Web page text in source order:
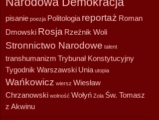
pisanie poezja Politologia reportaż Roman
Dmowski Rosja Rzeźnik Woli
Stronnictwo Narodowe talent
transhumanizm Trybunał Konstytucyjny
Tygodnik Warszawski Unia utopia
Wańkowicz wiersz Wiesław
Chrzanowski wolność Wołyń Zola Św. Tomasz
z Akwinu